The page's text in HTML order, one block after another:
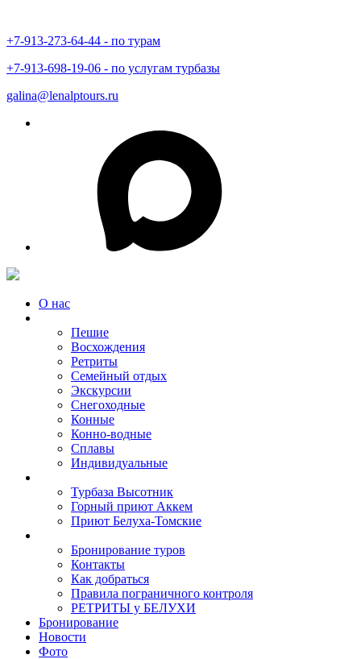
+7-913-273-64-44 - по турам
+7-913-698-19-06 - по услугам турбазы
galina@lenalptours.ru
О нас
Пешие
Восхождения
Ретриты
Семейный отдых
Экскурсии
Снегоходные
Конные
Конно-водные
Сплавы
Индивидуальные
Турбаза Высотник
Горный приют Аккем
Приют Белуха-Томские
Бронирование туров
Контакты
Как добраться
Правила пограничного контроля
РЕТРИТЫ у БЕЛУХИ
Бронирование
Новости
Фото